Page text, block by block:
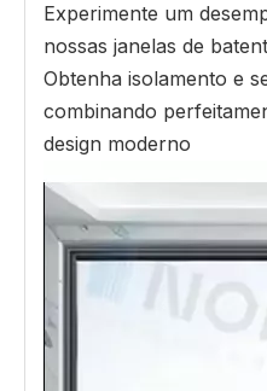
Experimente um
nossas janelas de
Obtenha isolamento e
combinando
design moderno